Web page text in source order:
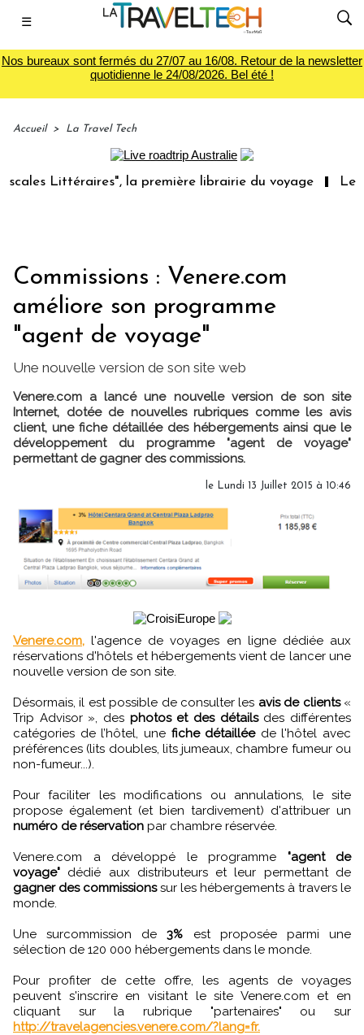
☰
Nos bureaux sont fermés du 27/07 au 16/08. Retour de la newsletter
quotidienne le 24/08/2026. Bel été !
Accueil > La Travel Tech
Littéraires", la première librairie du voyage Le
Commissions : Venere.com
améliore son programme
"agent de voyage"
Une nouvelle version de son site web
Venere.com a lancé une nouvelle version de son site
Internet, dotée de nouvelles rubriques comme les avis
client, une fiche détaillée des hébergements ainsi que le
développement du programme "agent de voyage"
permettant de gagner des commissions.
le Lundi 13 Juillet 2015 à 10:46
Venere.com, l'agence de voyages en ligne dédiée aux
réservations d'hôtels et hébergements vient de lancer une
nouvelle version de son site.
Désormais, il est possible de consulter les avis de clients«
Trip Advisor », des photos et des détailsdes différentes
catégories de l’hôtel, une fiche détailléede l'hôtel avec
préférences (lits doubles, lits jumeaux, chambre fumeur ou
non-fumeur...).
Pour faciliter les modifications ou annulations, le site
propose également (et bien tardivement) d'attribuer un
numéro de réservation par chambre réservée.
Venere.com a développé le programme "agent de
voyage" dédié aux distributeurs et leur permettant de
gagner des commissionssur les hébergements à travers le
monde.
Une surcommission de3% est proposée parmi une
sélection de 120 000 hébergements dans le monde.
Pour profiter de cette offre, les agents de voyages
peuvent s'inscrire en visitant le site Venere.com et en
cliquant sur la rubrique "partenaires" ou sur
http://travelagencies.venere.com/?lang=fr.